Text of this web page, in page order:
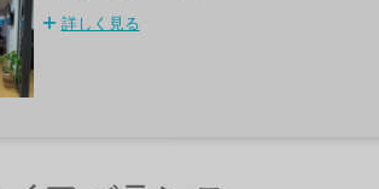
詳しく見る